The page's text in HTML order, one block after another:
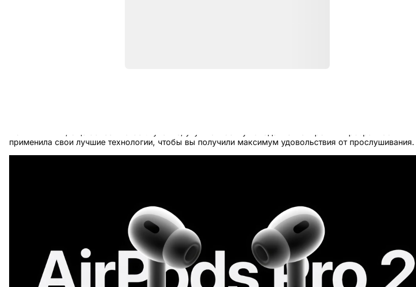
применила свои лучшие технологии, чтобы вы получили максимум удовольствия от прослушивания.